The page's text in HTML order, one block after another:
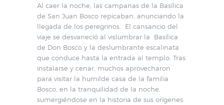
Al caer la noche, las campanas de la Basílica
de San Juan Bosco repicaban, anunciando la
llegada de los peregrinos. El cansancio del
viaje se desvaneció al vislumbrar la Basílica
de Don Bosco y la deslumbrante escalinata
que conduce hasta la entrada al templo. Tras
instalarse y cenar, muchos aprovecharon
para visitar la humilde casa de la familia
Bosco, en la tranquilidad de la noche,
sumergiéndose en la historia de sus orígenes.